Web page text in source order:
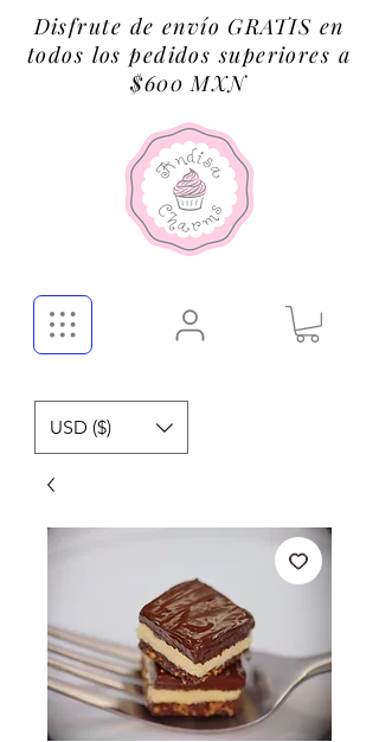
USD ($)
Disfrute de envío GRATIS en
todos los pedidos superiores a
$600 MXN